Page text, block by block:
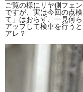
ご覧の様にリヤ側フェ
ですが、実は今回の点
て」はおらず、一見何
アップして検車を行うと
アレ？